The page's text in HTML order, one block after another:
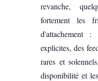
revanche,
fortement les
d'attachement :
explicites, des
rares et
disponibilité et